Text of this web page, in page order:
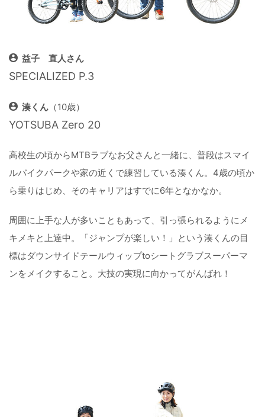
益子 直人さん
SPECIALIZED P.3
湊くん （10歳）
YOTSUBA Zero 20
高校生の頃からMTBラブなお父さんと一緒に、普段はスマイ
ルバイクパークや家の近くで練習している湊くん。4歳の頃か
ら乗りはじめ、そのキャリアはすでに6年となかなか。
周囲に上手な人が多いこともあって、引っ張られるようにメ
キメキと上達中。「ジャンプが楽しい！」という湊くんの目
標はダウンサイドテールウィップtoシートグラブスーパーマ
ンをメイクすること。大技の実現に向かってがんばれ！